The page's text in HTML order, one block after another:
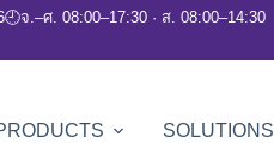
🕘จ.–ศ. 08:00–17:30 · ส. 08:00–14:30
SOLUTIONS